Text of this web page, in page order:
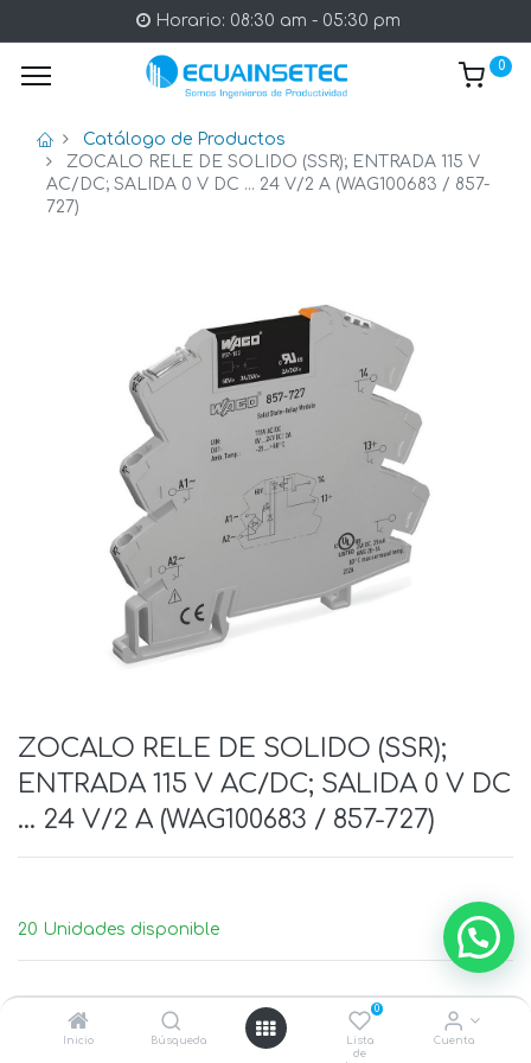
Inicio Búsqueda
0
Lista
de
Cuenta
Horario: 08:30 am - 05:30 pm
0
Catálogo de Productos
ZOCALO RELE DE SOLIDO (SSR); ENTRADA 115 V
AC/DC; SALIDA 0 V DC ... 24 V/2 A (WAG100683 / 857-
727)
ZOCALO RELE DE SOLIDO (SSR);
ENTRADA 115 V AC/DC; SALIDA 0 V DC
... 24 V/2 A (WAG100683 / 857-727)
20 Unidades disponible